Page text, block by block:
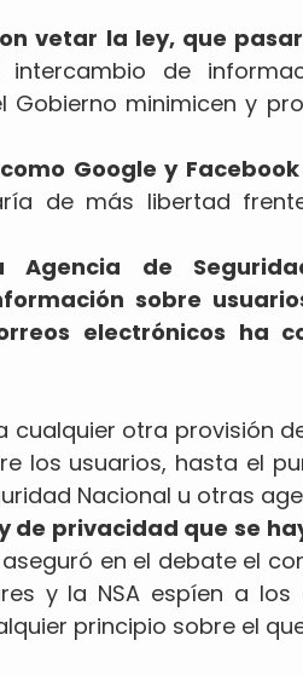
vetar la ley, que
de
minimicen y
Google y Facebook
de más libertad
de
sobre
electrónicos ha
cualquier otra provisión
los usuarios, hasta el
Nacional u otras
de privacidad que se
en el debate el
y la NSA espíen a los
principio sobre el